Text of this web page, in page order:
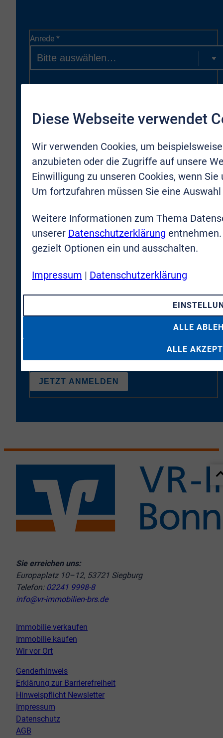
Anrede *
Email*
* Ich bestätige, dass ich zukünftig durch VR-Immobilien
Bonn Rhein-Sieg GmbH kontaktiert und per E-Mail über
darf. Meine Zustimmung kann ich jederzeit für die
Zukunft zurücknehmen.
Datenschutzbestimmungengelesen und verstanden
habe. Ich erkläre mich damit einverstanden, dass meine
JETZT ANMELDEN
Sie erreichen uns:
Europaplatz 10–12, 53721 Siegburg
Telefon: 02241 9998-8
info@vr-immobilien-brs.de
Immobilie verkaufen
Immobilie kaufen
Wir vor Ort
Genderhinweis
Erklärung zur Barrierefreiheit
Hinweispflicht Newsletter
Impressum
Datenschutz
AGB
Diese Webseite verwendet
Wir verwenden Cookies, um
anzubieten oder die Zugriffe auf unsere
Einwilligung zu unseren Cookies, wenn
Um fortzufahren müssen Sie eine
Weitere Informationen zum Thema
unserer Datenschutzerklärung
gezielt Optionen ein und ausschalten.
Impressum | Datenschutzerklärung
ALLE
ALLE